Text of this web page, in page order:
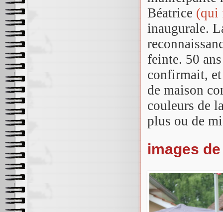
Béatrice (qui
inaugurale.
feinte. 50
confirmait,
de maison
couleurs de
plus ou de
images